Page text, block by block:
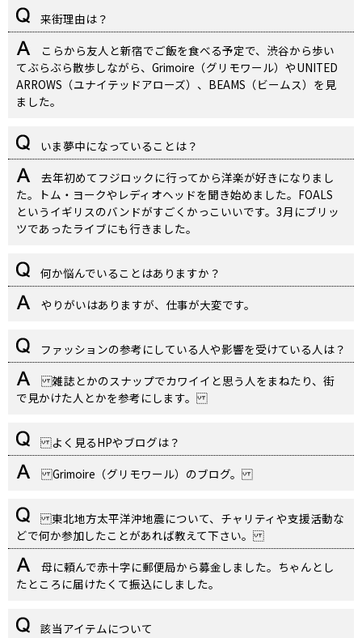
来街理由は？
こらから友人と新宿でご飯を食べる予定で、渋谷から歩い
てぶらぶら散歩しながら、Grimoire（グリモワール）やUNITED
ARROWS（ユナイテッドアローズ）、BEAMS（ビームス）を見
ました。
いま夢中になっていることは？
去年初めてフジロックに行ってから洋楽が好きになりまし
た。トム・ヨークやレディオヘッドを聞き始めました。FOALS
というイギリスのバンドがすごくかっこいいです。3月にブリッ
ツであったライブにも行きました。
何か悩んでいることはありますか？
やりがいはありますが、仕事が大変です。
ファッションの参考にしている人や影響を受けている人は？
雑誌とかのスナップでカワイイと思う人をまねたり、街
で見かけた人とかを参考にします。
よく見るHPやブログは？
Grimoire（グリモワール）のブログ。
東北地方太平洋沖地震について、チャリティや支援活動な
どで何か参加したことがあれば教えて下さい。
母に頼んで赤十字に郵便局から募金しました。ちゃんとし
たところに届けたくて振込にしました。
該当アイテムについて